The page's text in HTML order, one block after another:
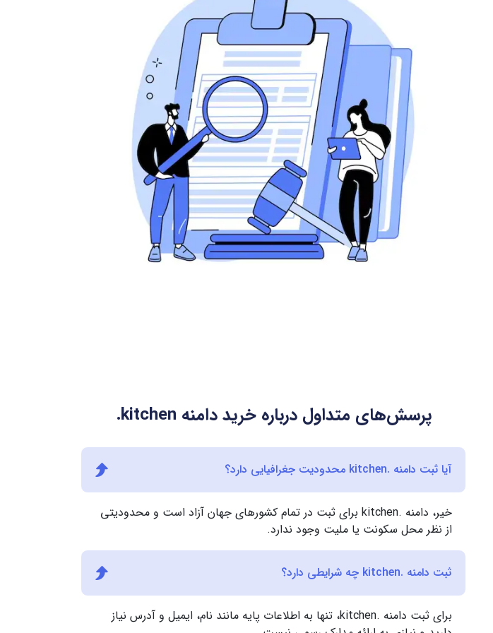
.kitchen پرسش‌های متداول درباره خرید دامنه
آیا ثبت دامنه .kitchen محدودیت جغرافیایی دارد؟
خیر، دامنه .kitchen برای ثبت در تمام کشورهای جهان آزاد است و محدودیتی
از نظر محل سکونت یا ملیت وجود ندارد.
ثبت دامنه .kitchen چه شرایطی دارد؟
برای ثبت دامنه .kitchen، تنها به اطلاعات پایه مانند نام، ایمیل و آدرس نیاز